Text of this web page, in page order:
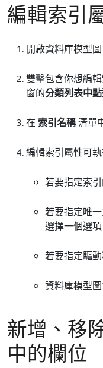
編輯索引
開啟資料庫模型圖
雙擊包含你想編
窗的分類列表中
在 索引名稱清單
編輯索引屬性可
若要指定索
若要指定唯
選擇一個選項
若要指定驅
資料庫模型
新增、移
中的欄位